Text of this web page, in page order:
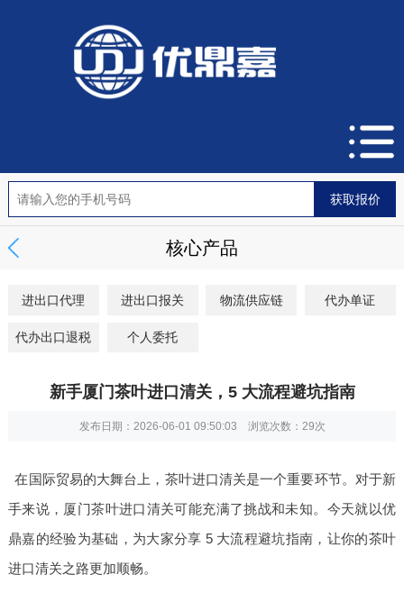
核心产品
进出口代理 进出口报关 物流供应链 代办单证
代办出口退税 个人委托
新手厦门茶叶进口清关，5 大流程避坑指南
发布日期：2026-06-01 09:50:03 浏览次数： 29次
在国际贸易的大舞台上，茶叶进口清关是一个重要环节。对于新
手来说，厦门茶叶进口清关可能充满了挑战和未知。今天就以优
鼎嘉的经验为基础，为大家分享 5 大流程避坑指南，让你的茶叶
进口清关之路更加顺畅。